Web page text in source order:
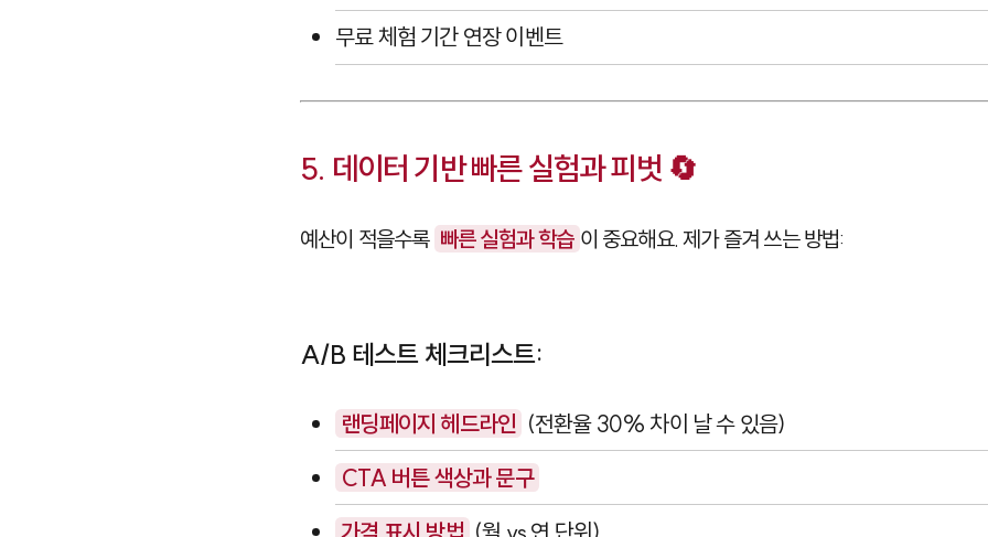
무료 체험 기간 연장 이벤트
5. 데이터 기반 빠른 실험과 피벗 🔄
예산이 적을수록 빠른 실험과 학습 이 중요해요. 제가 즐겨 쓰는 방법:
A/B 테스트 체크리스트:
랜딩페이지 헤드라인 (전환율 30% 차이 날 수 있음)
CTA 버튼 색상과 문구
가격 표시 방법 (월 vs 연 단위)